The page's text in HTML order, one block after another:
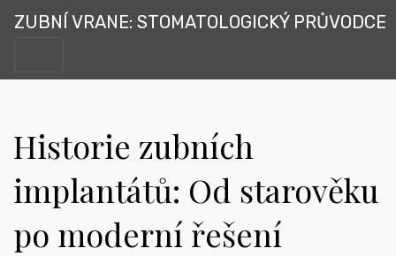
ZUBNÍ VRANE: STOMATOLOGICKÝ PRŮVODCE
Historie zubních
implantátů: Od starověku
po moderní řešení